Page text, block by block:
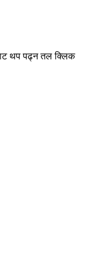
थप पढ्न तल क्लिक